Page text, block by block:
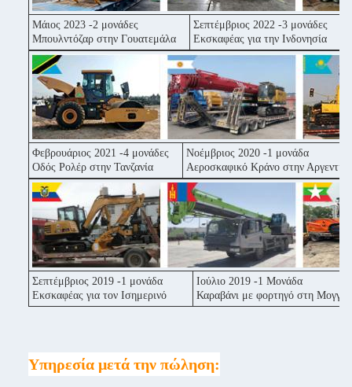
Μάιος 2023 -2 μονάδες
Μπουλντόζαρ στην Γουατεμάλα
Σεπτέμβριος 2022 -3 μονάδες
Εκσκαφέας για την Ινδονησία
Φεβρουάριος 2021 -4 μονάδες
Οδός Ρολέρ στην Τανζανία
Νοέμβριος 2020 -1 μονάδα
Αεροσκαφικό Κράνο στην Αργεντινή
Σεπτέμβριος 2019 -1 μονάδα
Εκσκαφέας για τον Ισημερινό
Ιούλιο 2019 -1 Μονάδα
Καραβάνι με φορτηγό στη
Υπηρεσία μετά την πώληση: